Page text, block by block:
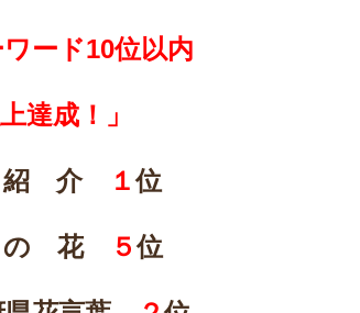
ワード10位以内
達成！」
介 １位
花 ５位